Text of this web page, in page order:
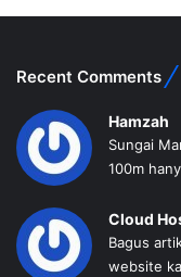
Recent Comments
Hamzah
Sungai
100m
Cloud
Bagus
website